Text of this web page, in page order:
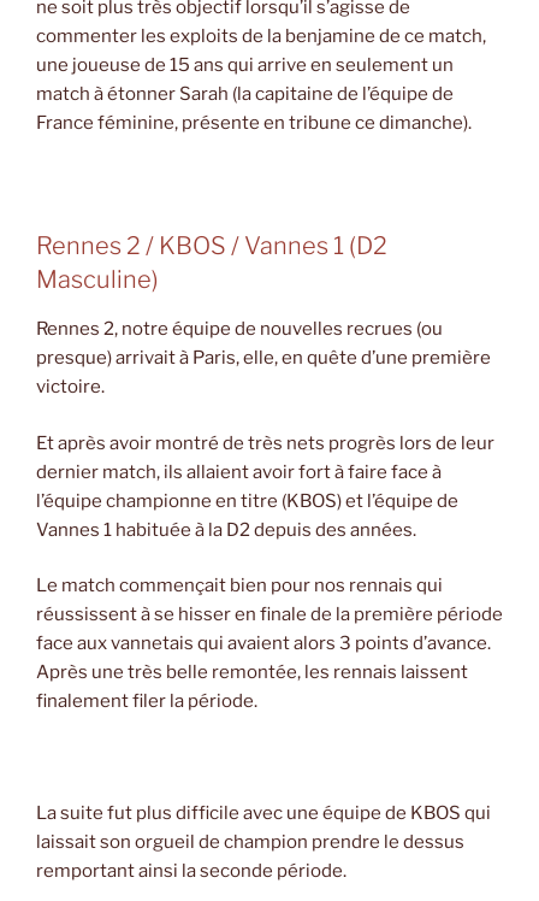
ne soit plus très objectif lorsqu’il s’agisse de
commenter les exploits de la benjamine de ce match,
une joueuse de 15 ans qui arrive en seulement un
match à étonner Sarah (la capitaine de l’équipe de
France féminine, présente en tribune ce dimanche).
Rennes 2 / KBOS / Vannes 1 (D2
Masculine)
Rennes 2, notre équipe de nouvelles recrues (ou
presque) arrivait à Paris, elle, en quête d’une première
victoire.
Et après avoir montré de très nets progrès lors de leur
dernier match, ils allaient avoir fort à faire face à
l’équipe championne en titre (KBOS) et l’équipe de
Vannes 1 habituée à la D2 depuis des années.
Le match commençait bien pour nos rennais qui
réussissent à se hisser en finale de la première période
face aux vannetais qui avaient alors 3 points d’avance.
Après une très belle remontée, les rennais laissent
finalement filer la période.
La suite fut plus difficile avec une équipe de KBOS qui
laissait son orgueil de champion prendre le dessus
remportant ainsi la seconde période.